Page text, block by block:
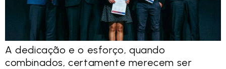
A dedicação e o esforço, quando
combinados, certamente merecem ser